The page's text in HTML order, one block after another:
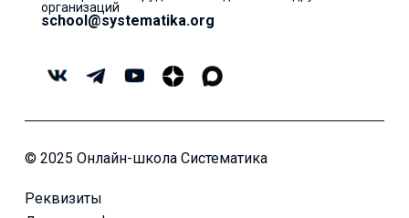
организаций
school@systematika.org
© 2025 Онлайн-школа Систематика
Реквизиты